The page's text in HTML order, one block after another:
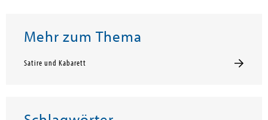
Mehr zum Thema
Satire und Kabarett